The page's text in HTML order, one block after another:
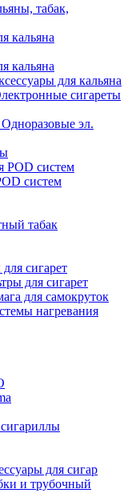
табак,
кальяна
кальяна
для кальяна
сигареты
Одноразовые эл.
систем
табак
сигарет
для сигарет
для самокруток
нагревания
для сигар
и трубочный